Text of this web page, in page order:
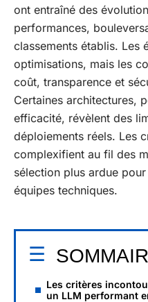
ont entraîné des
performances,
classements établis. Les
optimisations, mais les
coût, transparence et
Certaines architectures,
efficacité, révèlent des
déploiements réels. Les
complexifient au fil des
sélection plus ardue
équipes techniques.
Les critères
un LLM performant